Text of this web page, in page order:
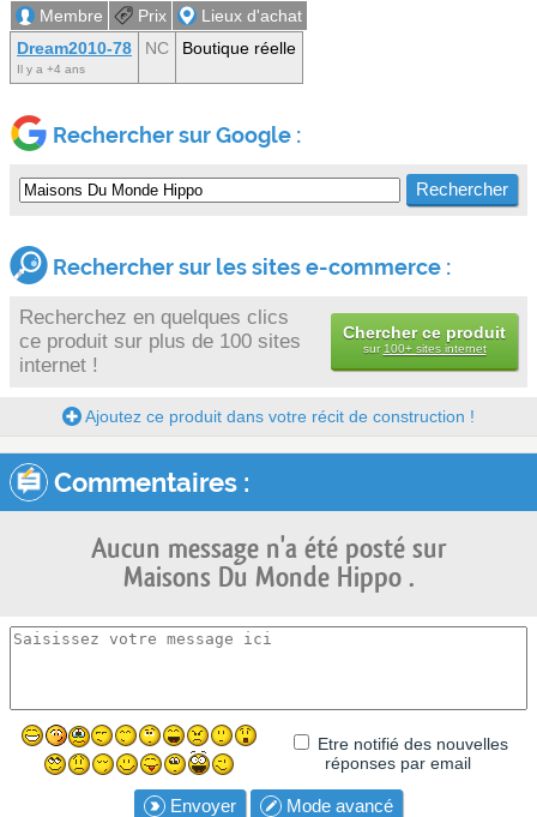
Membre Prix
Lieux d'achat
Dream2010-78
Il y a +4 ans
NC Boutique réelle
Rechercher sur Google :
Rechercher sur les sites e-commerce :
Recherchez en quelques clics
ce produit sur plus de 100 sites
internet !
Chercher ce produit
sur 100+ sites internet
Ajoutez ce produit dans votre récit de construction !
Commentaires :
Aucun message n'a été posté sur
Maisons Du Monde Hippo .
Etre notifié des nouvelles
réponses par email
Envoyer Mode avancé